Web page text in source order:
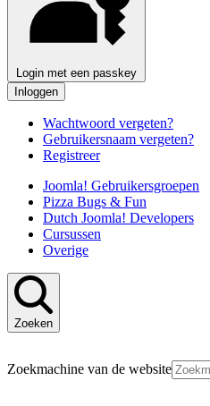
Login met een passkey
Inloggen
Wachtwoord vergeten?
Gebruikersnaam vergeten?
Registreer
Joomla! Gebruikersgroepen
Pizza Bugs & Fun
Dutch Joomla! Developers
Cursussen
Overige
Zoeken
Zoekmachine van de website